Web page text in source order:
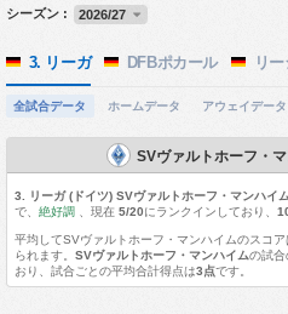
シーズン : 2026/27
3. リーガ DFBポカール リ
全試合データ ホームデータ アウェイデータ
SVヴァルトホーフ・
3. リーガ (ドイツ) SVヴァルトホーフ・マンハイ
で、 絶好調 、現在 5/20にランクインしており、
平均してSVヴァルトホーフ・マンハイムのスコア
られます。 SVヴァルトホーフ・マンハイムの試合
おり、試合ごとの平均合計得点は3点です。